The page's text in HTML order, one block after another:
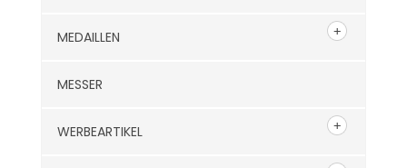
MEDAILLEN
MESSER
WERBEARTIKEL